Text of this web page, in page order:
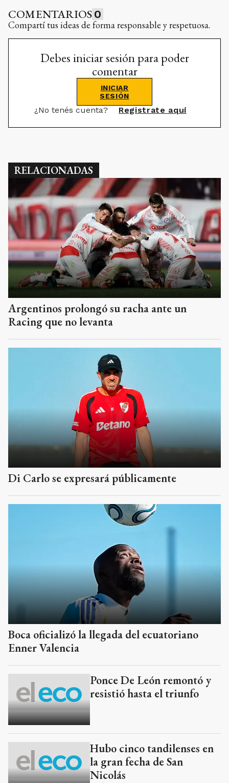
COMENTARIOS 0
Compartí tus ideas de forma responsable y respetuosa.
Debes iniciar sesión para poder
comentar
INICIAR
SESIÓN
¿No tenés cuenta? Registrate aquí
RELACIONADAS
Argentinos prolongó su racha ante un
Racing que no levanta
Di Carlo se expresará públicamente
Boca oficializó la llegada del ecuatoriano
Enner Valencia
Ponce De León remontó y
resistió hasta el triunfo
Hubo cinco tandilenses en
la gran fecha de San
Nicolás